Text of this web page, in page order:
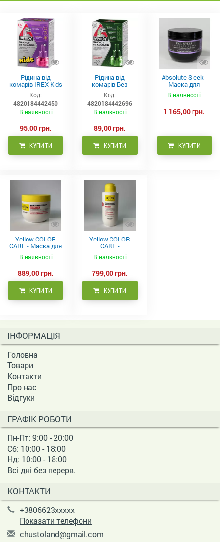
Рідина від
комарів IREX Kids
д/дітей (30 ночей),
20мл
Код:
4820184442450
В наявності
95,00 грн.
КУПИТИ
Рідина від
комарів Без
запаху IREX (30
ночей), 20мл
Код:
4820184442696
В наявності
89,00 грн.
КУПИТИ
Absolute Sleek -
Маска для
неслухняного
волосся 300 мл
В наявності
1 165,00 грн.
КУПИТИ
Yellow COLOR
CARE - Маска для
фарбованого
волосся, 500 мл
В наявності
889,00 грн.
КУПИТИ
Yellow COLOR
CARE -
Кондиціонер для
фарбованого
В наявності
799,00 грн.
КУПИТИ
ІНФОРМАЦІЯ
Головна
Товари
Контакти
Про нас
Відгуки
ГРАФІК РОБОТИ
Пн-Пт: 9:00 - 20:00
Сб: 10:00 - 18:00
Нд: 10:00 - 18:00
Всі дні без перерв.
КОНТАКТИ
+3806623xxxxx
Показати телефони
chustoland@gmail.com